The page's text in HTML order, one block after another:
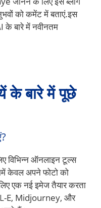
को कमेंट में बताएं.इस
बारे में नवीनतम
के बारे में पूछे
विभिन्न ऑनलाइन टूल्स
केवल अपने फोटो को
एक नई इमेज तैयार करता
E, Midjourney, और